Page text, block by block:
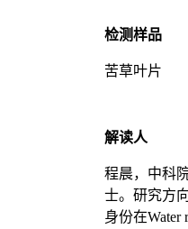
检测样品
苦草叶片
解读人
程晨，中科
士。研究方
身份在Water